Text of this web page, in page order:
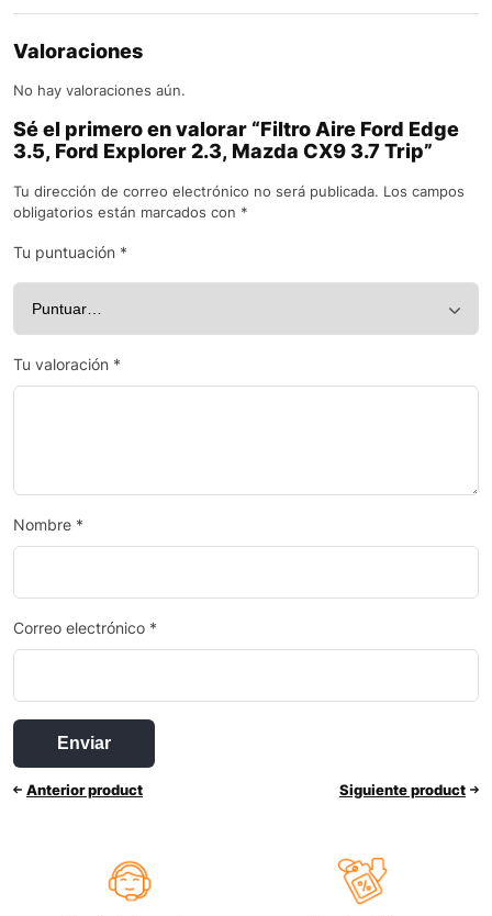
Valoraciones
No hay valoraciones aún.
Sé el primero en valorar “Filtro Aire Ford Edge
3.5, Ford Explorer 2.3, Mazda CX9 3.7 Trip”
Tu dirección de correo electrónico no será publicada. Los campos
obligatorios están marcados con *
Tu puntuación *
Tu valoración *
Nombre *
Correo electrónico *
Anterior product Siguiente product